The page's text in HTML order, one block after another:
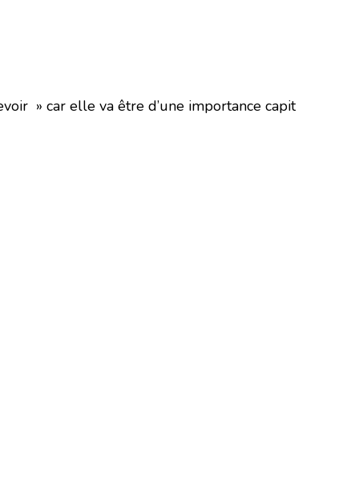
» car elle va être d’une importance capit